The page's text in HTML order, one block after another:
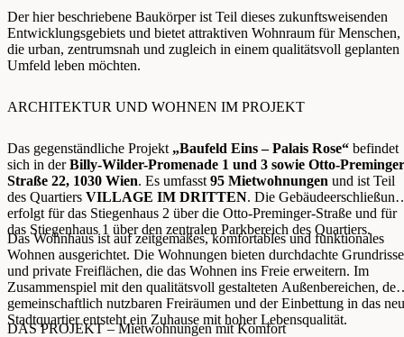
Der hier beschriebene Baukörper ist Teil dieses zukunftsweisenden
Entwicklungsgebiets und bietet attraktiven Wohnraum für Menschen,
die urban, zentrumsnah und zugleich in einem qualitätsvoll geplanten
Umfeld leben möchten.
ARCHITEKTUR UND WOHNEN IM PROJEKT
Das gegenständliche Projekt „Baufeld Eins – Palais Rose“ befindet
sich in derBilly-Wilder-Promenade 1 und 3 sowie Otto-
Straße 22, 1030 Wien. Es umfasst 95 Mietwohnungen und ist Teil
des Quartiers VILLAGE IM DRITTEN. Die Gebäudeerschließung
erfolgt für das Stiegenhaus 2 über die Otto-Preminger-Straße und für
das Stiegenhaus 1 über den zentralen Parkbereich des Quartiers.
Das Wohnhaus ist auf zeitgemäßes, komfortables und funktionales
Wohnen ausgerichtet. Die Wohnungen bieten durchdachte Grundrisse
und private Freiflächen, die das Wohnen ins Freie erweitern. Im
Zusammenspiel mit den qualitätsvoll gestalteten Außenbereichen, den
gemeinschaftlich nutzbaren Freiräumen und der Einbettung in das
Stadtquartier entsteht ein Zuhause mit hoher Lebensqualität.
DAS PROJEKT – Mietwohnungen mit Komfort